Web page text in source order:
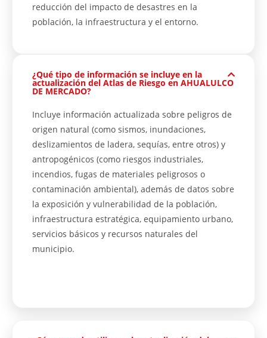
reducción del impacto de desastres en la
población, la infraestructura y el entorno.
¿Qué tipo de información se incluye en la
actualización del Atlas de Riesgo en AHUALULCO
DE MERCADO?
Incluye información actualizada sobre peligros de
origen natural (como sismos, inundaciones,
deslizamientos de ladera, sequías, entre otros) y
antropogénicos (como riesgos industriales,
incendios, fugas de materiales peligrosos o
contaminación ambiental), además de datos sobre
la exposición y vulnerabilidad de la población,
infraestructura estratégica, equipamiento urbano,
servicios básicos y recursos naturales del
municipio.